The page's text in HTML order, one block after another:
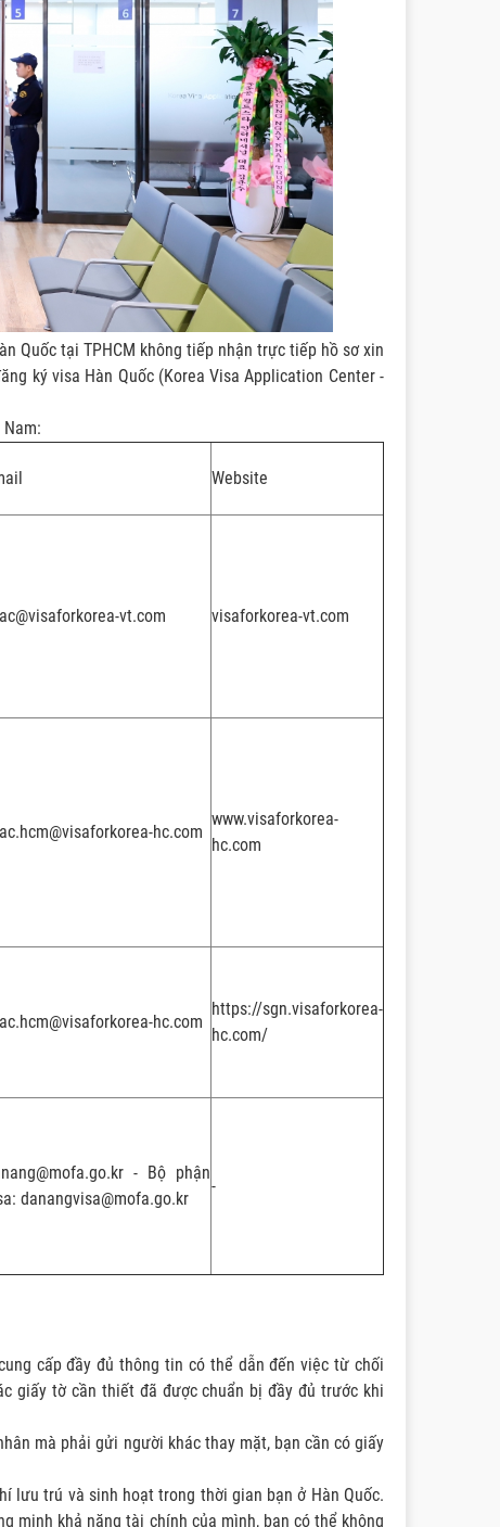
Quốc tại TPHCM không tiếp nhận trực tiếp hồ sơ xin
ký visa Hàn Quốc (Korea Visa Application Center -
Website
vt.com visaforkorea-vt.com
hc.com
www.visaforkorea-
hc.com
hc.com
https://sgn.visaforkorea-
hc.com/
- Bộ phận
danangvisa@mofa.go.kr
-
cấp đầy đủ thông tin có thể dẫn đến việc từ chối
giấy tờ cần thiết đã được chuẩn bị đầy đủ trước khi
mà phải gửi người khác thay mặt, bạn cần có giấy
lưu trú và sinh hoạt trong thời gian bạn ở Hàn Quốc.
minh khả năng tài chính của mình, bạn có thể không